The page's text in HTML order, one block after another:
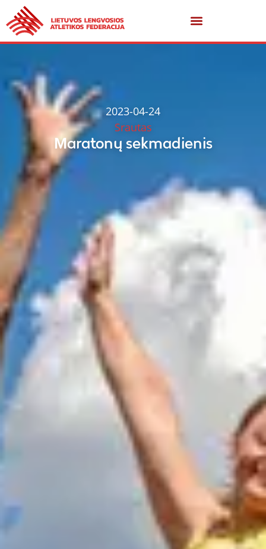
2023-04-24
Srautas
Maratonų sekmadienis